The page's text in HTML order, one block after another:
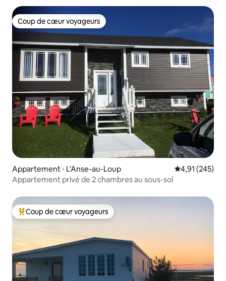
Coup de cœur voyageurs
Coup de cœur voyageurs
Appartement ⋅ L'Anse-au-Loup Évaluation
4,91 (245)
Appartement privé de 2 chambres au sous-sol
Coups de cœur voyageurs les plus appréciés
Coup de cœur voyageurs